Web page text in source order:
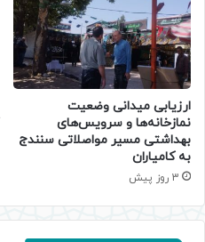
ارزیابی میدانی وضعیت
نمازخانه‌ها و سرویس‌های
بهداشتی مسیر مواصلاتی سنندج
به کامیاران
3 روز پیش